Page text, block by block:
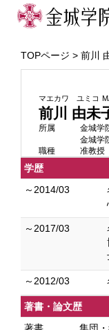
TOPページ > 前川
マエカワ ユミコ
前川 由未
所属
金城学
金城学
職種
准教授
学歴
～2014/03
～2017/03
～2012/03
著書・論文歴